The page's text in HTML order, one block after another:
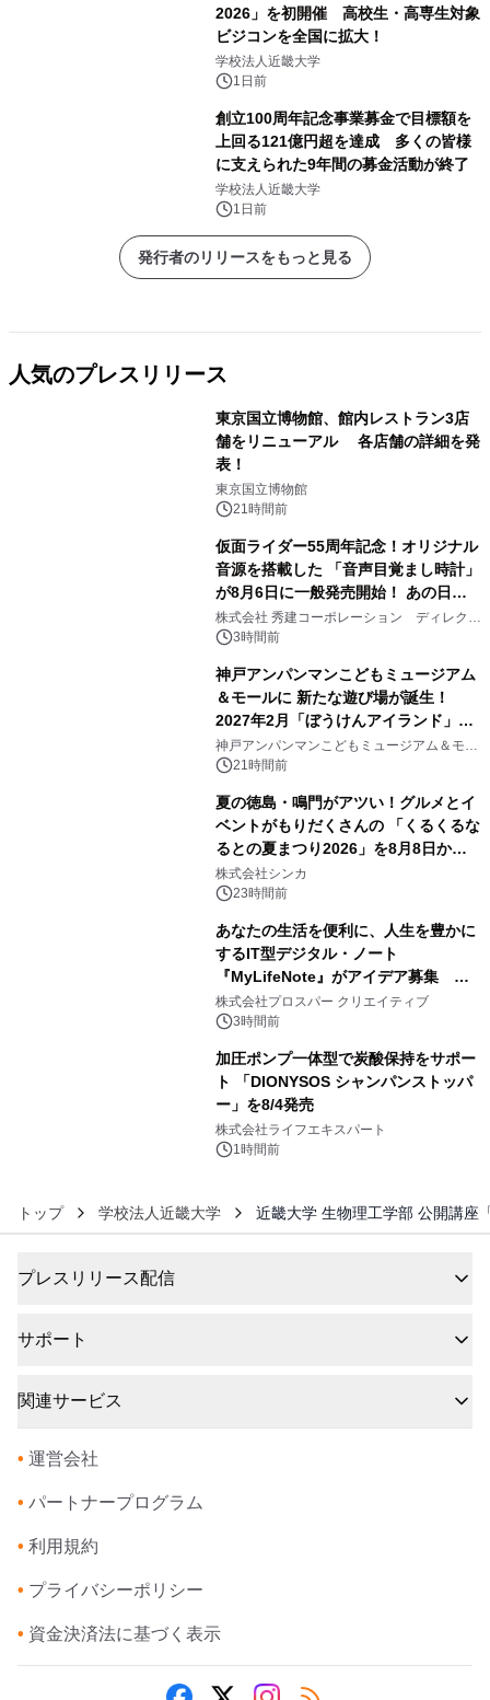
2026」を初開催 高校生・高専生対象
ビジコンを全国に拡大！
学校法人近畿大学
1日前
創立100周年記念事業募金で目標額を
上回る121億円超を達成 多くの皆様
に支えられた9年間の募金活動が終了
学校法人近畿大学
1日前
発行者のリリースをもっと見る
人気のプレスリリース
東京国立博物館、館内レストラン3店
舗をリニューアル 各店舗の詳細を発
表！
東京国立博物館
21時間前
仮面ライダー55周年記念！オリジナル
音源を搭載した 「音声目覚まし時計」
が8月6日に一般発売開始！ あの日の
大興奮が今甦る
株式会社 秀建コーポレーション ディレクト
アートギャラリー
3時間前
神戸アンパンマンこどもミュージアム
＆モールに 新たな遊び場が誕生！
2027年2月「ぼうけんアイランド」が
オープン
神戸アンパンマンこどもミュージアム＆モー
ル 21時間前
夏の徳島・鳴門がアツい！グルメとイ
ベントがもりだくさんの 「くるくるな
るとの夏まつり2026」を8月8日から9
日間開催 ～夏限定メニューや大抽選
会、大学芋スティックの振る舞いも～
株式会社シンカ
23時間前
あなたの生活を便利に、人生を豊かに
するIT型デジタル・ノート
『MyLifeNote』がアイデア募集 優
秀賞100名に1年間無償試用
株式会社プロスパー クリエイティブ
3時間前
加圧ポンプ一体型で炭酸保持をサポー
ト 「DIONYSOS シャンパンストッパ
ー」を8/4発売
株式会社ライフエキスパート
1時間前
トップ 学校法人近畿大学 近畿大学 生物理工学部 公開講座
プレスリリース配信
サポート
関連サービス
• 運営会社
• パートナープログラム
• 利用規約
• プライバシーポリシー
• 資金決済法に基づく表示